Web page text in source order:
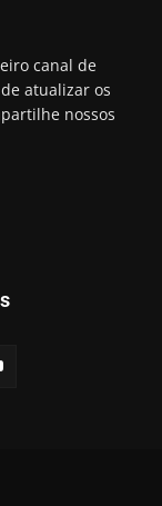
canal de
atualizar os
nossos